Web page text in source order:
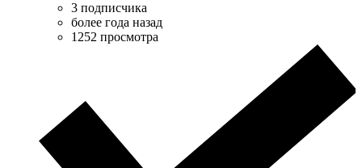
3 подписчика
более года назад
1252 просмотра